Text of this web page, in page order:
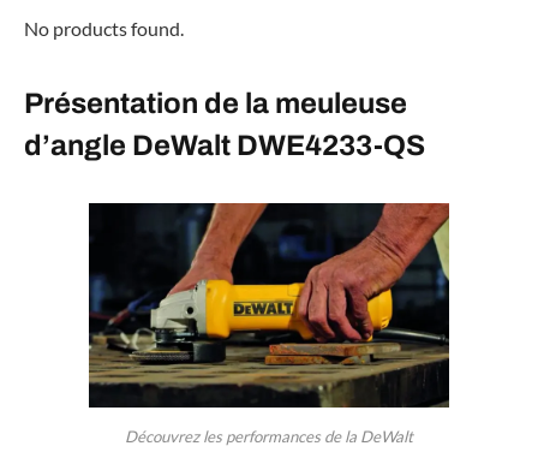
No products found.
Présentation de la meuleuse
d’angle DeWalt DWE4233-QS
Découvrez les performances de la DeWalt